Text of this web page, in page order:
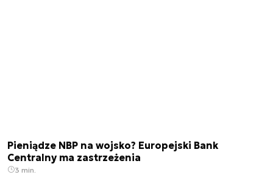
Pieniądze NBP na wojsko? Europejski Bank
Centralny ma zastrzeżenia
3 min.